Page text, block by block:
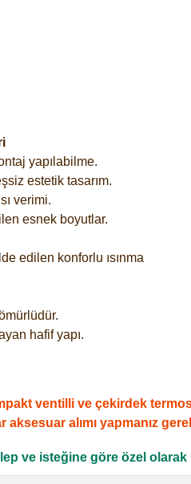
yapılabilme.
estetik tasarım.
verimi.
esnek boyutlar.
edilen konforlu ısınma
hafif yapı.
ventilli ve çekirdek
aksesuar alımı yapmanız
ve isteğine göre özel